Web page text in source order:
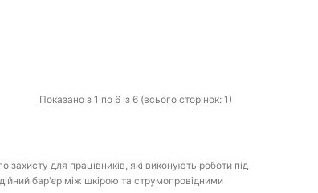
Показано з 1 по 6 із 6 (всього сторінок: 1)
для працівників, які виконують роботи під
бар'єр між шкірою та струмопровідними